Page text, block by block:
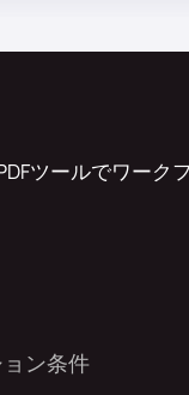
ツールでワーク
ン条件